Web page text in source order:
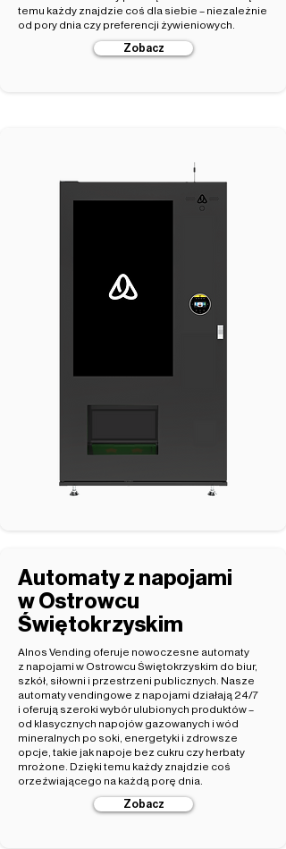
temu każdy znajdzie coś dla siebie – niezależnie
od pory dnia czy preferencji żywieniowych.
Zobacz
Automaty z napojami
w Ostrowcu
Świętokrzyskim
Alnos Vending oferuje nowoczesne automaty
z napojami w Ostrowcu Świętokrzyskim do biur,
szkół, siłowni i przestrzeni publicznych. Nasze
automaty vendingowe z napojami działają 24/7
i oferują szeroki wybór ulubionych produktów –
od klasycznych napojów gazowanych i wód
mineralnych po soki, energetyki i zdrowsze
opcje, takie jak napoje bez cukru czy herbaty
mrożone. Dzięki temu każdy znajdzie coś
orzeźwiającego na każdą porę dnia.
Zobacz